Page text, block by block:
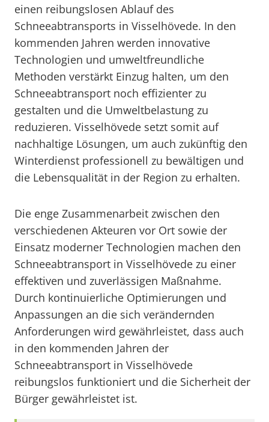
einen reibungslosen Ablauf des
Schneeabtransports in Visselhövede. In den
kommenden Jahren werden innovative
Technologien und umweltfreundliche
Methoden verstärkt Einzug halten, um den
Schneeabtransport noch effizienter zu
gestalten und die Umweltbelastung zu
reduzieren. Visselhövede setzt somit auf
nachhaltige Lösungen, um auch zukünftig den
Winterdienst professionell zu bewältigen und
die Lebensqualität in der Region zu erhalten.
Die enge Zusammenarbeit zwischen den
verschiedenen Akteuren vor Ort sowie der
Einsatz moderner Technologien machen den
Schneeabtransport in Visselhövede zu einer
effektiven und zuverlässigen Maßnahme.
Durch kontinuierliche Optimierungen und
Anpassungen an die sich verändernden
Anforderungen wird gewährleistet, dass auch
in den kommenden Jahren der
Schneeabtransport in Visselhövede
reibungslos funktioniert und die Sicherheit der
Bürger gewährleistet ist.